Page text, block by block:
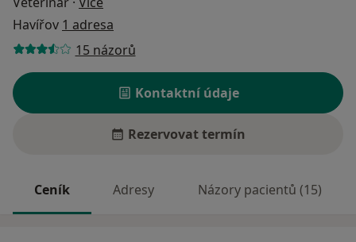
Havířov 1 adresa
15 názorů
Kontaktní údaje
Rezervovat termín
Ceník Adresy Názory pacientů (15)